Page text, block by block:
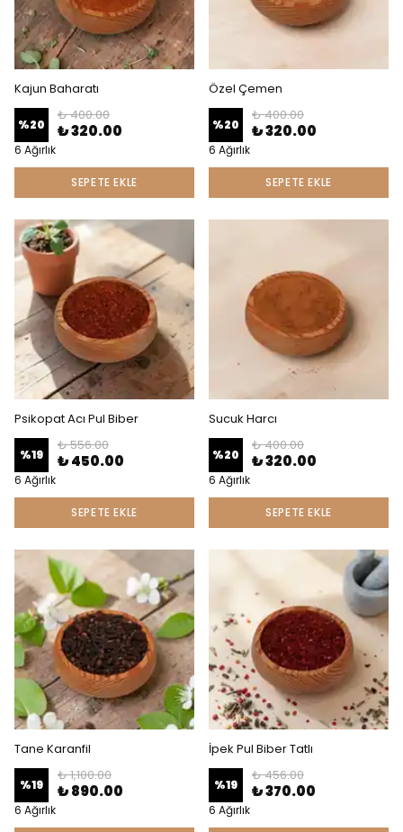
Kajun Baharatı
%20
₺ 400.00
₺ 320.00
6 Ağırlık
SEPETE EKLE
Özel Çemen
%20
₺ 400.00
₺ 320.00
6 Ağırlık
SEPETE EKLE
Psikopat Acı Pul Biber
%19
₺ 556.00
₺ 450.00
6 Ağırlık
SEPETE EKLE
Sucuk Harcı
%20
₺ 400.00
₺ 320.00
6 Ağırlık
SEPETE EKLE
Tane Karanfil
%19
₺ 1,100.00
₺ 890.00
6 Ağırlık
İpek Pul Biber Tatlı
%19
₺ 456.00
₺ 370.00
6 Ağırlık